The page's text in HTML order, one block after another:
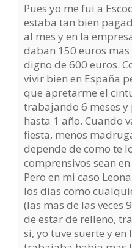
Pues yo me fui a
estaba tan bien
al mes y en la
daban 150 euros
digno de 600 euros.
vivir bien en España
que apretarme el
trabajando 6 meses
hasta 1 año. Cuando
fiesta, menos
depende de como te
comprensivos sean
Pero en mi caso
los dias como
(las mas de las veces
de estar de relleno,
si, yo tuve suerte y